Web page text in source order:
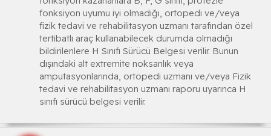
fonksiyon uyumu iyi olmadığı, ortopedi ve/veya
fizik tedavi ve rehabilitasyon uzmanı tarafından özel
tertibatlı araç kullanabilecek durumda olmadığı
bildirilenlere H Sınıfı Sürücü Belgesi verilir. Bunun
dışındaki alt extremite noksanlık veya
amputasyonlarında, ortopedi uzmanı ve/veya Fizik
tedavi ve rehabilitasyon uzmanı raporu uyarınca H
sınıfı sürücü belgesi verilir.